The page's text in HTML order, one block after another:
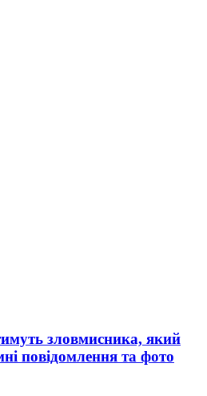
зловмисника, який
повідомлення та фото